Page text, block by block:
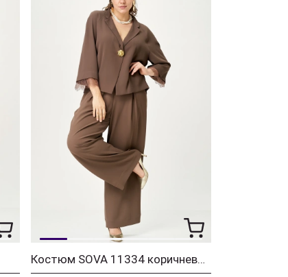
Костюм SOVA 11334 коричневый